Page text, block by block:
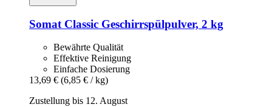
Somat Classic Geschirrspülpulver, 2 kg
Bewährte Qualität
Effektive Reinigung
Einfache Dosierung
13,69 € (6,85 € / kg)
Zustellung bis 12. August